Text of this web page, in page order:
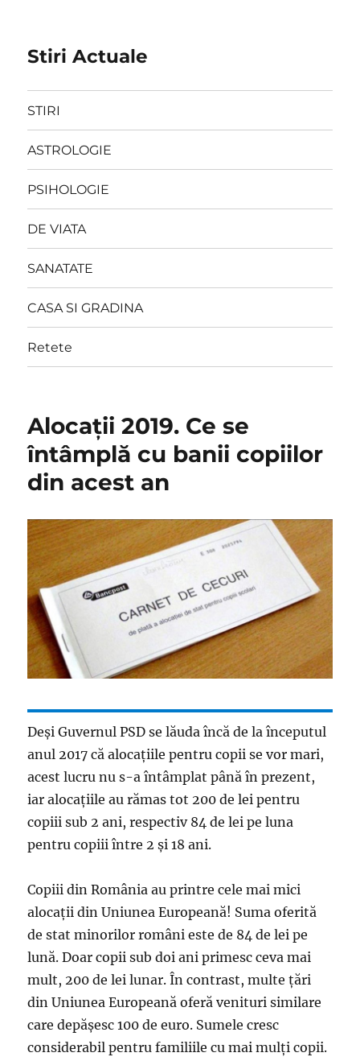
Stiri Actuale
STIRI
ASTROLOGIE
PSIHOLOGIE
DE VIATA
SANATATE
CASA SI GRADINA
Retete
Alocaţii 2019. Ce se
întâmplă cu banii copiilor
din acest an
Deși Guvernul PSD se lăuda încă de la începutul
anul 2017 că alocațiile pentru copii se vor mari,
acest lucru nu s-a întâmplat până în prezent,
iar alocațiile au rămas tot 200 de lei pentru
copiii sub 2 ani, respectiv 84 de lei pe luna
pentru copiii între 2 și 18 ani.
Copiii din România au printre cele mai mici
alocaţii din Uniunea Europeană! Suma oferită
de stat minorilor români este de 84 de lei pe
lună. Doar copii sub doi ani primesc ceva mai
mult, 200 de lei lunar. În contrast, multe ţări
din Uniunea Europeană oferă venituri similare
care depăşesc 100 de euro. Sumele cresc
considerabil pentru familiile cu mai mulţi copii.